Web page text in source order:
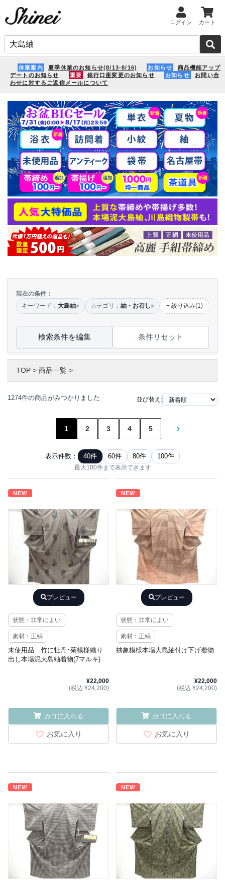
ログイン カート
休業案内 夏季休業のお知らせ(8/13-8/16) お知らせ
商品機能アップ
デートのお知らせ
重要 銀行口座変更のお知らせ お知らせ
お問い合
わせに対するご返信メールについて
現在の条件：
キーワード： 大島紬× カテゴリ： 紬・お召し× + 絞り込み(1)
検索条件を編集 条件リセット
TOP > 商品一覧 >
1274件の商品がみつかりました 並び替え:
1 2 3 4 5 ›
表示件数： 40件 60件 80件 100件
最大100件まで表示できます
NEW
プレビュー
状態：非常によい
素材：正絹
未使用品 竹に牡丹･菊模様織り
出し本場泥大島紬着物(7マルキ)
¥22,000
(税込 ¥24,200)
カゴに入れる
お気に入り
NEW
プレビュー
状態：非常によい
素材：正絹
抽象模様本場大島紬付け下げ着物
¥22,000
(税込 ¥24,200)
カゴに入れる
お気に入り
NEW NEW